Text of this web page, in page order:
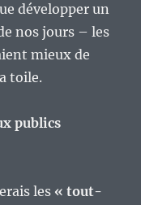
développer un
nos jours – les
mieux de
toile.
publics
les « tout-